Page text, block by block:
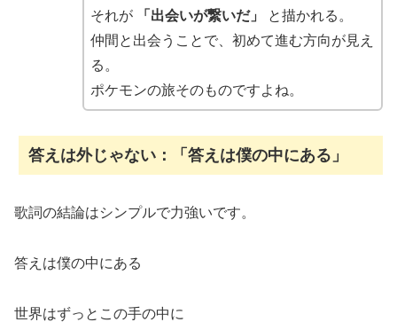
それが
「出会いが繋いだ」
と描かれる。
仲間と出会うことで、初めて進む方向が見え
る。
ポケモンの旅そのものですよね。
答えは外じゃない：「答えは僕の中にある」
歌詞の結論はシンプルで力強いです。
答えは僕の中にある
世界はずっとこの手の中に